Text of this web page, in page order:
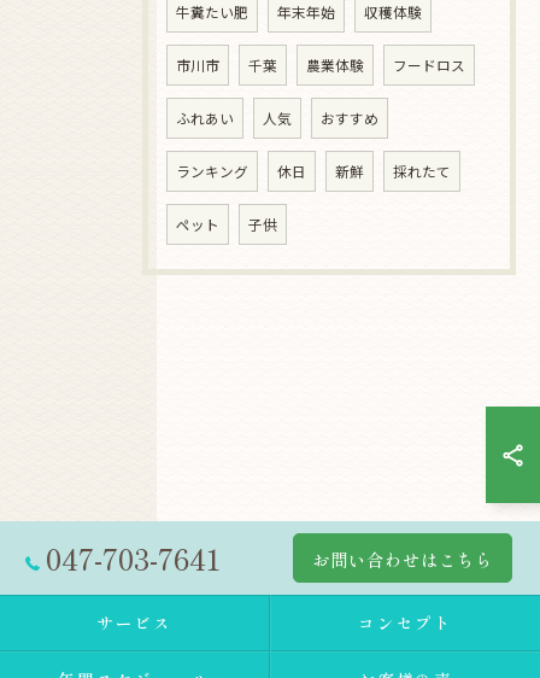
牛糞たい肥 年末年始 収穫体験
市川市 千葉 農業体験 フードロス
ふれあい 人気 おすすめ
ランキング 休日 新鮮 採れたて
ペット 子供
047-703-7641 お問い合わせはこちら
サービス コンセプト